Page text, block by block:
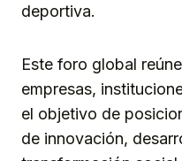
deportiva.
Este foro global
empresas,
el objetivo de
de innovación,